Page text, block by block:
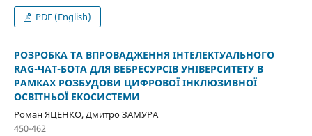
PDF (English)
РОЗРОБКА ТА ВПРОВАДЖЕННЯ ІНТЕЛЕКТУАЛЬНОГО
RAG-ЧАТ-БОТА ДЛЯ ВЕБРЕСУРСІВ УНІВЕРСИТЕТУ В
РАМКАХ РОЗБУДОВИ ЦИФРОВОЇ ІНКЛЮЗИВНОЇ
ОСВІТНЬОЇ ЕКОСИСТЕМИ
Роман ЯЦЕНКО, Дмитро ЗАМУРА
450-462